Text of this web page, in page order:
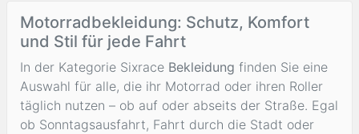
Motorradbekleidung: Schutz, Komfort
und Stil für jede Fahrt
In der Kategorie Sixrace Bekleidung finden Sie eine
Auswahl für alle, die ihr Motorrad oder ihren Roller
täglich nutzen – ob auf oder abseits der Straße. Egal
ob Sonntagsausfahrt, Fahrt durch die Stadt oder